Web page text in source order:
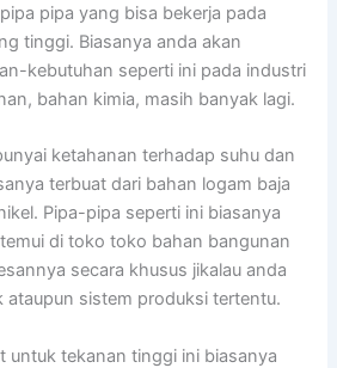
pipa yang bisa bekerja pada
tinggi. Biasanya anda akan
kebutuhan seperti ini pada industri
bahan kimia, masih banyak lagi.
ketahanan terhadap suhu dan
terbuat dari bahan logam baja
Pipa-pipa seperti ini biasanya
di toko toko bahan bangunan
secara khusus jikalau anda
ataupun sistem produksi tertentu.
untuk tekanan tinggi ini biasanya